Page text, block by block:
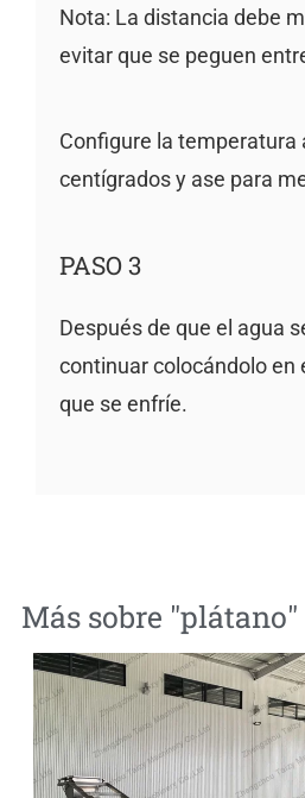
Nota: La distancia debe
evitar que se peguen
Configure la temperatura
centígrados y ase para
PASO 3
Después de que el agua
continuar colocándolo en
que se enfríe.
Más sobre "plátano"